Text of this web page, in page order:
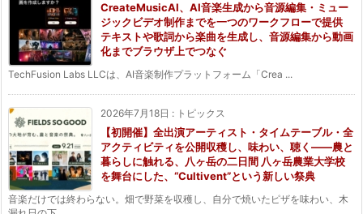
CreateMusicAI、AI音楽生成から音源編集・ミュー
ジックビデオ制作までを一つのワークフローで提供
テキストや歌詞から楽曲を生成し、音源編集から動画
化までブラウザ上でつなぐ
TechFusion Labs LLCは、AI音楽制作プラットフォーム「Crea ...
2026年7月18日 : トピックス
【初開催】全出演アーティスト・タイムテーブル・全
アクティビティを公開収穫し、味わい、聴く——農と
暮らしに触れる、八ヶ岳の二日間 八ヶ岳農業大学校
を舞台にした、“Cultivent”という新しい祭典
音楽だけでは終わらない。畑で野菜を収穫し、自分で焼いたピザを味わい、木